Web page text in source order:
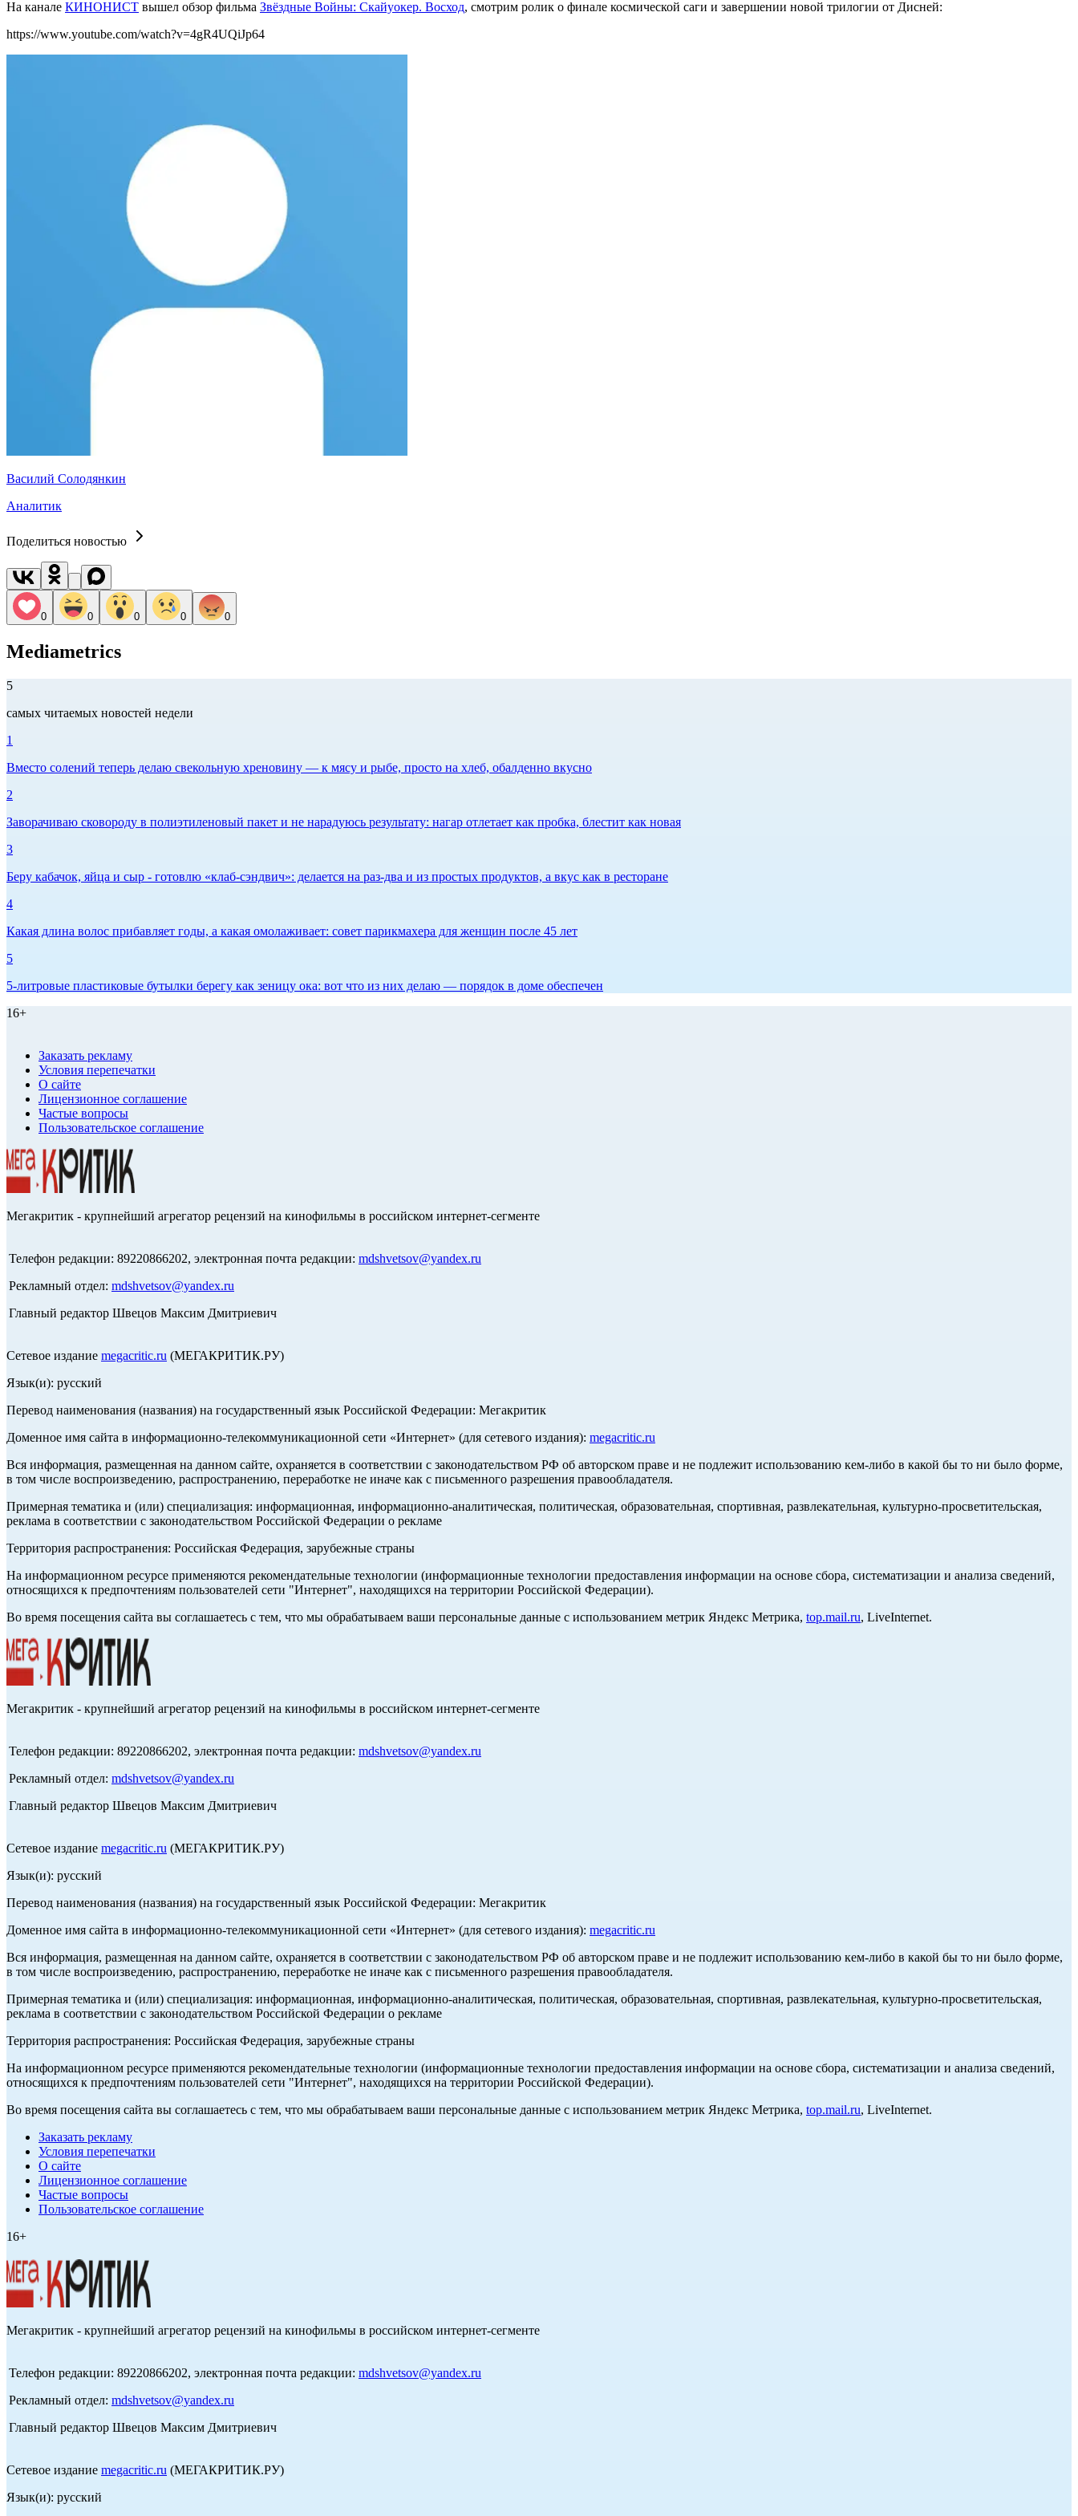
На канале КИНОНИСТ вышел обзор фильма Звёздные Войны: Скайуокер. Восход, смотрим ролик о финале космической саги и завершении новой трилогии от Дисней:
https://www.youtube.com/watch?v=4gR4UQiJp64
Василий Солодянкин
Аналитик
Поделиться новостью
0 0 0 0 0
Mediametrics
5
самых читаемых новостей недели
1
Вместо солений теперь делаю свекольную хреновину — к мясу и рыбе, просто на хлеб, обалденно вкусно
2
Заворачиваю сковороду в полиэтиленовый пакет и не нарадуюсь результату: нагар отлетает как пробка, блестит как новая
3
Беру кабачок, яйца и сыр - готовлю «клаб-сэндвич»: делается на раз-два и из простых продуктов, а вкус как в ресторане
4
Какая длина волос прибавляет годы, а какая омолаживает: совет парикмахера для женщин после 45 лет
5
5-литровые пластиковые бутылки берегу как зеницу ока: вот что из них делаю — порядок в доме обеспечен
16+
Заказать рекламу
Условия перепечатки
О сайте
Лицензионное соглашение
Частые вопросы
Пользовательское соглашение
Мегакритик - крупнейший агрегатор рецензий на кинофильмы в российском интернет-сегменте
Телефон редакции: 89220866202, электронная почта редакции: mdshvetsov@yandex.ru
Рекламный отдел: mdshvetsov@yandex.ru
Главный редактор Швецов Максим Дмитриевич
Сетевое издание megacritic.ru (МЕГАКРИТИК.РУ)
Язык(и): русский
Перевод наименования (названия) на государственный язык Российской Федерации: Мегакритик
Доменное имя сайта в информационно-телекоммуникационной сети «Интернет» (для сетевого издания): megacritic.ru
Вся информация, размещенная на данном сайте, охраняется в соответствии с законодательством РФ об авторском праве и не подлежит использованию кем-либо в какой бы то ни было форме,
в том числе воспроизведению, распространению, переработке не иначе как с письменного разрешения правообладателя.
Примерная тематика и (или) специализация: информационная, информационно-аналитическая, политическая, образовательная, спортивная, развлекательная, культурно-просветительская,
реклама в соответствии с законодательством Российской Федерации о рекламе
Территория распространения: Российская Федерация, зарубежные страны
На информационном ресурсе применяются рекомендательные технологии (информационные технологии предоставления информации на основе сбора, систематизации и анализа сведений,
относящихся к предпочтениям пользователей сети "Интернет", находящихся на территории Российской Федерации).
Во время посещения сайта вы соглашаетесь с тем, что мы обрабатываем ваши персональные данные с использованием метрик Яндекс Метрика, top.mail.ru, LiveInternet.
Мегакритик - крупнейший агрегатор рецензий на кинофильмы в российском интернет-сегменте
Телефон редакции: 89220866202, электронная почта редакции: mdshvetsov@yandex.ru
Рекламный отдел: mdshvetsov@yandex.ru
Главный редактор Швецов Максим Дмитриевич
Сетевое издание megacritic.ru (МЕГАКРИТИК.РУ)
Язык(и): русский
Перевод наименования (названия) на государственный язык Российской Федерации: Мегакритик
Доменное имя сайта в информационно-телекоммуникационной сети «Интернет» (для сетевого издания): megacritic.ru
Вся информация, размещенная на данном сайте, охраняется в соответствии с законодательством РФ об авторском праве и не подлежит использованию кем-либо в какой бы то ни было форме,
в том числе воспроизведению, распространению, переработке не иначе как с письменного разрешения правообладателя.
Примерная тематика и (или) специализация: информационная, информационно-аналитическая, политическая, образовательная, спортивная, развлекательная, культурно-просветительская,
реклама в соответствии с законодательством Российской Федерации о рекламе
Территория распространения: Российская Федерация, зарубежные страны
На информационном ресурсе применяются рекомендательные технологии (информационные технологии предоставления информации на основе сбора, систематизации и анализа сведений,
относящихся к предпочтениям пользователей сети "Интернет", находящихся на территории Российской Федерации).
Во время посещения сайта вы соглашаетесь с тем, что мы обрабатываем ваши персональные данные с использованием метрик Яндекс Метрика, top.mail.ru, LiveInternet.
Заказать рекламу
Условия перепечатки
О сайте
Лицензионное соглашение
Частые вопросы
Пользовательское соглашение
16+
Мегакритик - крупнейший агрегатор рецензий на кинофильмы в российском интернет-сегменте
Телефон редакции: 89220866202, электронная почта редакции: mdshvetsov@yandex.ru
Рекламный отдел: mdshvetsov@yandex.ru
Главный редактор Швецов Максим Дмитриевич
Сетевое издание megacritic.ru (МЕГАКРИТИК.РУ)
Язык(и): русский